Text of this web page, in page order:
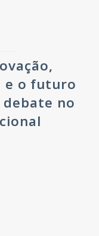
e o futuro
no